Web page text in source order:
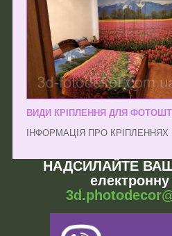
ВИДИ КРІПЛЕННЯ ДЛЯ
ІНФОРМАЦІЯ ПРО КРІПЛЕННЯХ
НАДСИЛАЙТЕ